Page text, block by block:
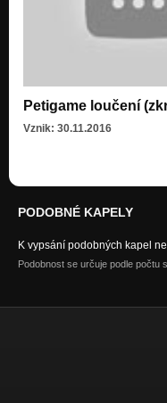
Petigame loučení
Vznik: 30.11.2016
PODOBNÉ KAPELY
K vypsání podobných kapel
Podobnost se určuje podle počtu